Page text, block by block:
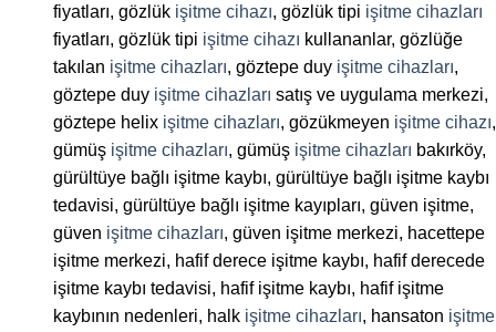
fiyatları, gözlük işitme cihazı, gözlük tipi işitme cihazları
fiyatları, gözlük tipi işitme cihazı kullananlar, gözlüğe
takılan işitme cihazları, göztepe duy işitme cihazları,
göztepe duy işitme cihazları satış ve uygulama merkezi,
göztepe helix işitme cihazları, gözükmeyen işitme cihazı,
gümüş işitme cihazları, gümüş işitme cihazları bakırköy,
gürültüye bağlı işitme kaybı, gürültüye bağlı işitme kaybı
tedavisi, gürültüye bağlı işitme kayıpları, güven işitme,
güven işitme cihazları, güven işitme merkezi, hacettepe
işitme merkezi, hafif derece işitme kaybı, hafif derecede
işitme kaybı tedavisi, hafif işitme kaybı, hafif işitme
kaybının nedenleri, halk işitme cihazları, hansaton işitme